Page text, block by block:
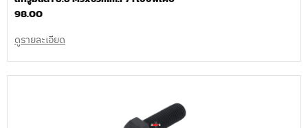
98.00
ดูรายละเอียด